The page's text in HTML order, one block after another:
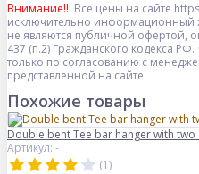
Внимание!!! Все цены на сайте
исключительно информационный
не являются публичной офертой,
437 (п.2) Гражданского кодекса
только по согласованию с
представленной на сайте.
Похожие товары
Double bent Tee bar hanger with
Артикул: -
(1)